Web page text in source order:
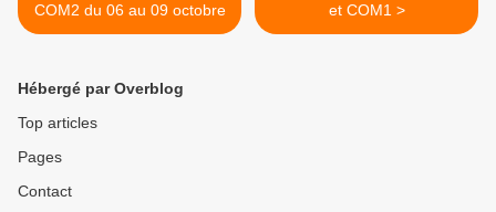
COM2 du 06 au 09 octobre
et COM1 >
Hébergé par Overblog
Top articles
Pages
Contact